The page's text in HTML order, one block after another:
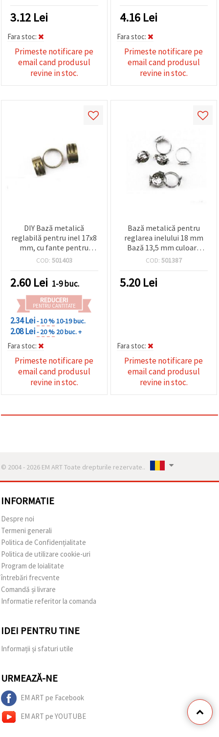
3.12 Lei
Fara stoc:
Primeste notificare pe
email cand produsul
revine in stoc.
4.16 Lei
Fara stoc:
Primeste notificare pe
email cand produsul
revine in stoc.
DIY Bază metalică
reglabilă pentru inel 17x8
mm, cu fante pentru
deschiderea inelelor de
COD: 501403
2.60 Lei 1-9 buc.
REDUCERI
PENTRU CANTITATE
2.34 Lei- 10 %10-19 buc.
2.08 Lei- 20 % 20 buc. +
Fara stoc:
Primeste notificare pe
email cand produsul
revine in stoc.
Bază metalică pentru
reglarea inelului 18 mm
Bază 13,5 mm culoare
argintiu -10 bucăți
COD: 501387
5.20 Lei
Fara stoc:
Primeste notificare pe
email cand produsul
revine in stoc.
© 2004 - 2026 EM ART Toate drepturile rezervate..
INFORMATIE
Despre noi
Termeni generali
Politica de Confidențialitate
Politica de utilizare cookie-uri
Program de loialitate
întrebări frecvente
Comandă și livrare
Informatie referitor la comanda
IDEI PENTRU TINE
Informații și sfaturi utile
URMEAZĂ-NE
EM ART pe Facebook
EM ART pe YOUTUBE